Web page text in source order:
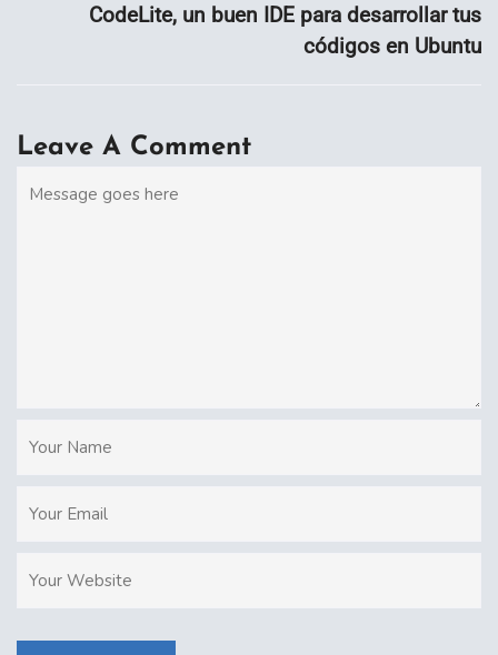
CodeLite, un buen IDE para desarrollar tus
códigos en Ubuntu
Leave A Comment